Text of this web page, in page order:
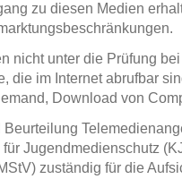
zu diesen Medien
nicht unter die Prüfung
die im Internet abrufbar
Download von
Beurteilung
Jugendmedienschutz
zuständig für die